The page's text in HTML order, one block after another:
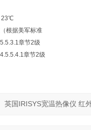
23℃
根据美军标准
章节2级
章节2级